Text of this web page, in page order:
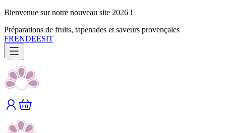
Bienvenue sur notre nouveau site 2026 !
Préparations de fruits, tapenades et saveurs provençales
FRENDEESIT